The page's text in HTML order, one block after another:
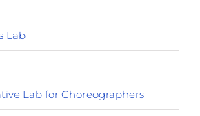
Lab
Lab for Choreographers